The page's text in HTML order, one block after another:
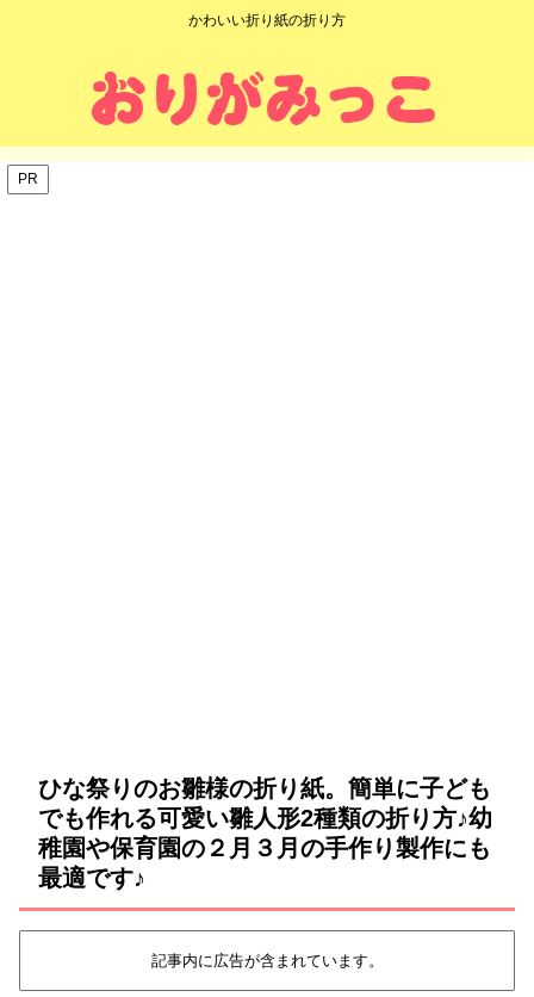
かわいい折り紙の折り方
PR
ひな祭りのお雛様の折り紙。簡単に子ども
でも作れる可愛い雛人形2種類の折り方♪幼
稚園や保育園の２月３月の手作り製作にも
最適です♪
記事内に広告が含まれています。